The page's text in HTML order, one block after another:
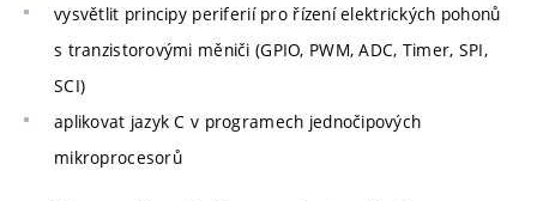
vysvětlit principy periferií pro řízení elektrických pohonů
s tranzistorovými měniči (GPIO, PWM, ADC, Timer, SPI,
SCI)
aplikovat jazyk C v programech jednočipových
mikroprocesorů